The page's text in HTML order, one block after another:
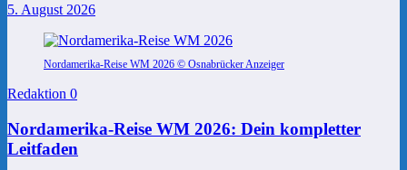
5. August 2026
Nordamerika-Reise WM 2026 © Osnabrücker Anzeiger
Redaktion 0
Nordamerika-Reise WM 2026: Dein kompletter
Leitfaden